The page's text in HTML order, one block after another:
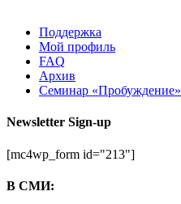
Поддержка
Мой профиль
FAQ
Архив
Семинар «Пробуждение»
Newsletter Sign-up
[mc4wp_form id="213"]
В СМИ: